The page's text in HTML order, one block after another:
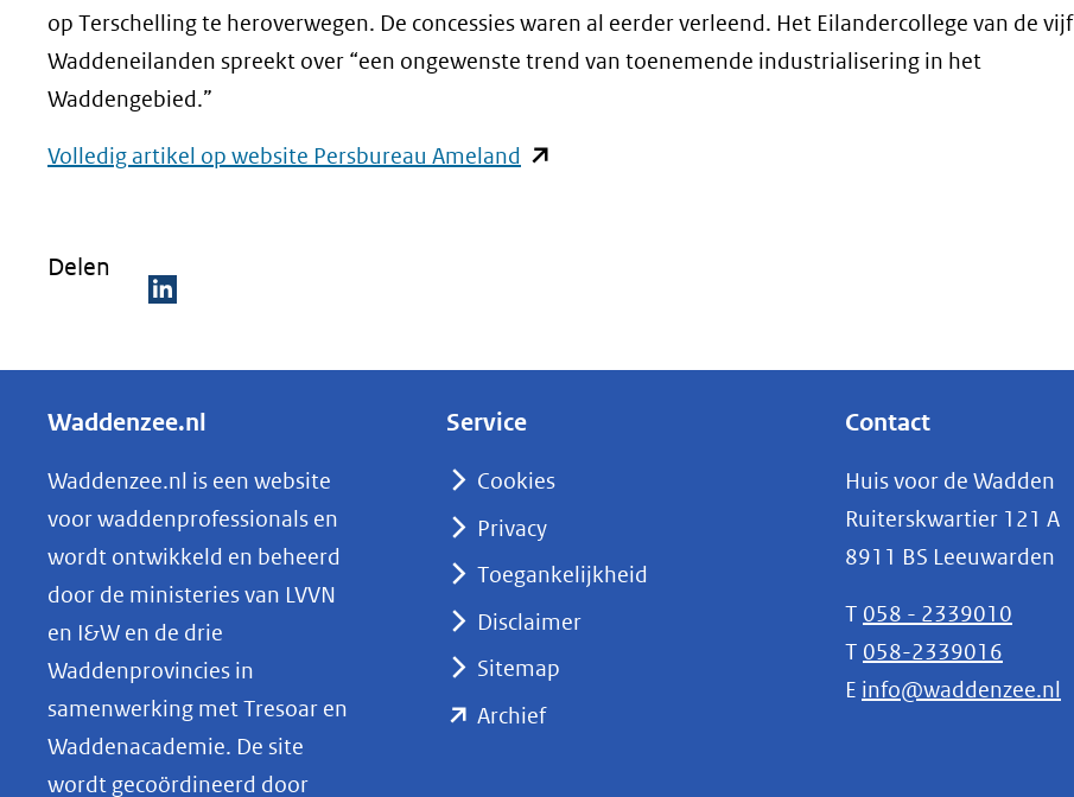
op Terschelling te heroverwegen. De concessies waren al eerder verleend. Het Eilandercollege van de vijf
Waddeneilanden spreekt over “een ongewenste trend van toenemende industrialisering in het
Waddengebied.”
Volledig artikel op website Persbureau Ameland (opent
andere
Delen
e
e
n
o
p
L
k
e
d
Waddenzee.nl
Waddenzee.nl is een website
voor waddenprofessionals en
wordt ontwikkeld en beheerd
door de ministeries van LVVN
en I&W en de drie
Waddenprovincies in
samenwerking met Tresoar en
Waddenacademie. De site
wordt gecoördineerd door
Service
Cookies
Privacy
Toegankelijkheid
Disclaimer
Sitemap
Archief(opent
Contact
Huis voor de Wadden
Ruiterskwartier 121 A
8911 BS Leeuwarden
T 058 - 2339010
T 058-2339016
E info@waddenzee.nl